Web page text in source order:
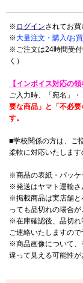
※ ログインされてお買
※大量注文・購入/お
※ご注文は24時間受
く）
【インボイス対応の領
ご入力時、「宛名」
要な商品」と「不必
す。
■学校関係の方は、ご
柔軟に対応いたします
※商品の表紙・パッケ
※発送はヤマト運輸さ
※掲載商品は実店舗と
っても品切れの場合が
※在庫確認後、品切れ
ご連絡いたしますので
※商品画像について、
違って見える可能性が